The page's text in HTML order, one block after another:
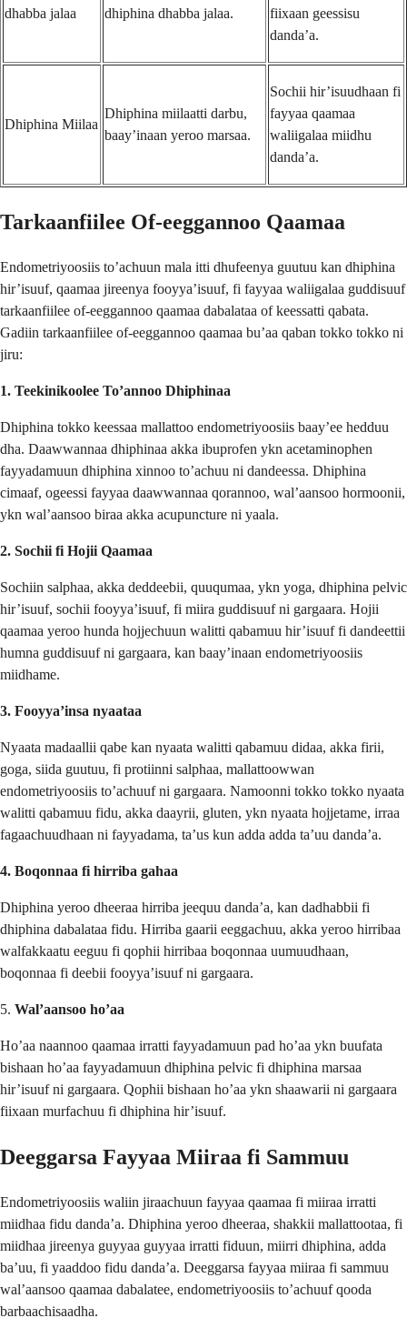
dhabba jalaa
dhiphina dhabba jalaa.
fiixaan geessisu
danda’a.
Dhiphina Miilaa
Dhiphina miilaatti darbu,
baay’inaan yeroo marsaa.
Sochii hir’isuudhaan fi
fayyaa qaamaa
waliigalaa miidhu
danda’a.
Tarkaanfiilee Of-eeggannoo Qaamaa
Endometriyoosiis to’achuun mala itti dhufeenya guutuu kan dhiphina
hir’isuuf, qaamaa jireenya fooyya’isuuf, fi fayyaa waliigalaa guddisuuf
tarkaanfiilee of-eeggannoo qaamaa dabalataa of keessatti qabata.
Gadiin tarkaanfiilee of-eeggannoo qaamaa bu’aa qaban tokko tokko ni
jiru:
1. Teekinikoolee To’annoo Dhiphinaa
Dhiphina tokko keessaa mallattoo endometriyoosiis baay’ee hedduu
dha. Daawwannaa dhiphinaa akka ibuprofen ykn acetaminophen
fayyadamuun dhiphina xinnoo to’achuu ni dandeessa. Dhiphina
cimaaf, ogeessi fayyaa daawwannaa qorannoo, wal’aansoo hormoonii,
ykn wal’aansoo biraa akka acupuncture ni yaala.
2. Sochii fi Hojii Qaamaa
Sochiin salphaa, akka deddeebii, quuqumaa, ykn yoga, dhiphina pelvic
hir’isuuf, sochii fooyya’isuuf, fi miira guddisuuf ni gargaara. Hojii
qaamaa yeroo hunda hojjechuun walitti qabamuu hir’isuuf fi dandeettii
humna guddisuuf ni gargaara, kan baay’inaan endometriyoosiis
miidhame.
3. Fooyya’insa nyaataa
Nyaata madaallii qabe kan nyaata walitti qabamuu didaa, akka firii,
goga, siida guutuu, fi protiinni salphaa, mallattoowwan
endometriyoosiis to’achuuf ni gargaara. Namoonni tokko tokko nyaata
walitti qabamuu fidu, akka daayrii, gluten, ykn nyaata hojjetame, irraa
fagaachuudhaan ni fayyadama, ta’us kun adda adda ta’uu danda’a.
4. Boqonnaa fi hirriba gahaa
Dhiphina yeroo dheeraa hirriba jeequu danda’a, kan dadhabbii fi
dhiphina dabalataa fidu. Hirriba gaarii eeggachuu, akka yeroo hirribaa
walfakkaatu eeguu fi qophii hirribaa boqonnaa uumuudhaan,
boqonnaa fi deebii fooyya’isuuf ni gargaara.
5. Wal’aansoo ho’aa
Ho’aa naannoo qaamaa irratti fayyadamuun pad ho’aa ykn buufata
bishaan ho’aa fayyadamuun dhiphina pelvic fi dhiphina marsaa
hir’isuuf ni gargaara. Qophii bishaan ho’aa ykn shaawarii ni gargaara
fiixaan murfachuu fi dhiphina hir’isuuf.
Deeggarsa Fayyaa Miiraa fi Sammuu
Endometriyoosiis waliin jiraachuun fayyaa qaamaa fi miiraa irratti
miidhaa fidu danda’a. Dhiphina yeroo dheeraa, shakkii mallattootaa, fi
miidhaa jireenya guyyaa guyyaa irratti fiduun, miirri dhiphina, adda
ba’uu, fi yaaddoo fidu danda’a. Deeggarsa fayyaa miiraa fi sammuu
wal’aansoo qaamaa dabalatee, endometriyoosiis to’achuuf qooda
barbaachisaadha.